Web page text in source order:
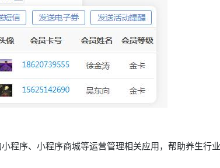
程序、小程序商城等运营管理相关应用，帮助养生行